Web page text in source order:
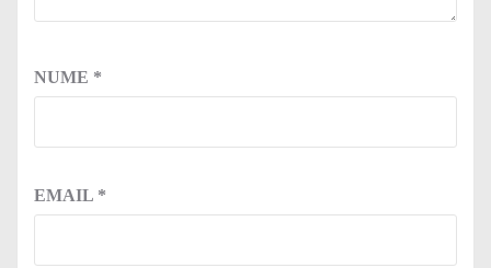
NUME *
EMAIL *